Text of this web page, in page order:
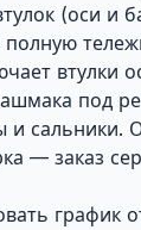
(оси и
полную
втулки
под
сальники.
— заказ
график